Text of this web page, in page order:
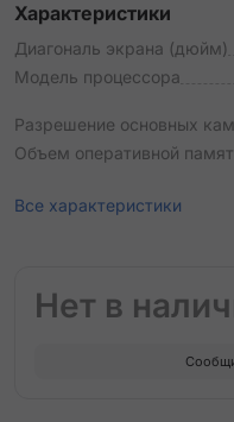
Характеристики
Диагональ экрана (дюйм)
Модель процессора
Разрешение основных
Объем оперативной
Все характеристики
Нет в